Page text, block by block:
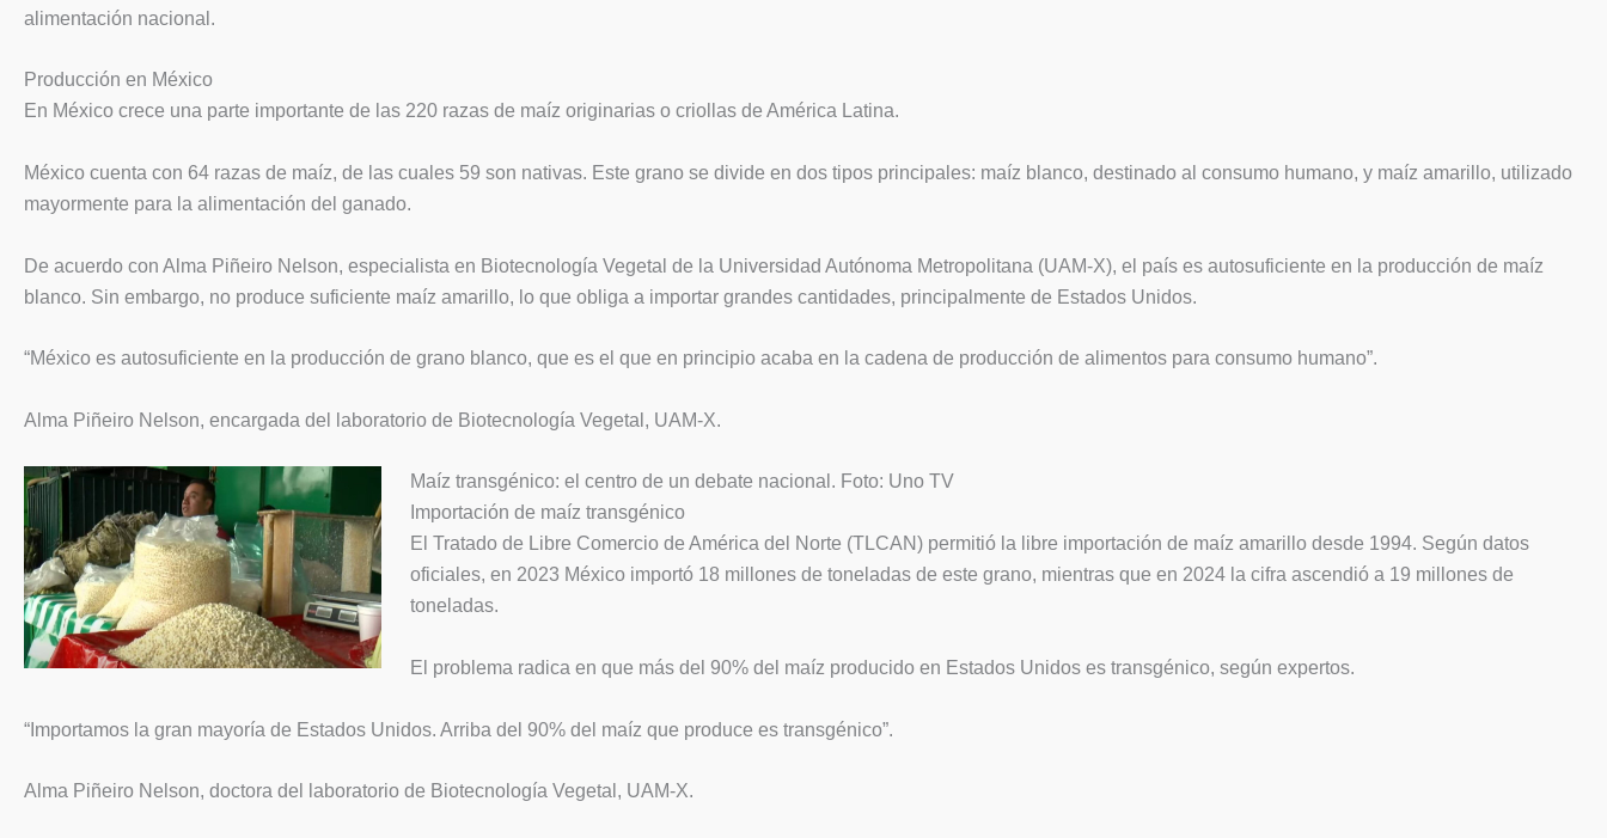
alimentación nacional.
Producción en México
En México crece una parte importante de las 220 razas de maíz originarias o criollas de América Latina.
México cuenta con 64 razas de maíz, de las cuales 59 son nativas. Este grano se divide en dos tipos principales: maíz blanco, destinado al consumo humano, y maíz amarillo, utilizado
mayormente para la alimentación del ganado.
De acuerdo con Alma Piñeiro Nelson, especialista en Biotecnología Vegetal de la Universidad Autónoma Metropolitana (UAM-X), el país es autosuficiente en la producción de maíz
blanco. Sin embargo, no produce suficiente maíz amarillo, lo que obliga a importar grandes cantidades, principalmente de Estados Unidos.
“México es autosuficiente en la producción de grano blanco, que es el que en principio acaba en la cadena de producción de alimentos para consumo humano”.
Alma Piñeiro Nelson, encargada del laboratorio de Biotecnología Vegetal, UAM-X.
Maíz transgénico: el centro de un debate nacional. Foto: Uno TV
Importación de maíz transgénico
El Tratado de Libre Comercio de América del Norte (TLCAN) permitió la libre importación de maíz amarillo desde 1994. Según datos
oficiales, en 2023 México importó 18 millones de toneladas de este grano, mientras que en 2024 la cifra ascendió a 19 millones de
toneladas.
El problema radica en que más del 90% del maíz producido en Estados Unidos es transgénico, según expertos.
“Importamos la gran mayoría de Estados Unidos. Arriba del 90% del maíz que produce es transgénico”.
Alma Piñeiro Nelson, doctora del laboratorio de Biotecnología Vegetal, UAM-X.